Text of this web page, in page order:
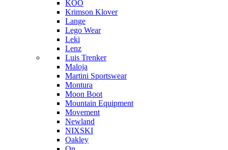
KOO
Krimson Klover
Lange
Lego Wear
Leki
Lenz
Luis Trenker
Maloja
Martini Sportswear
Montura
Moon Boot
Mountain Equipment
Movement
Newland
NIXSKI
Oakley